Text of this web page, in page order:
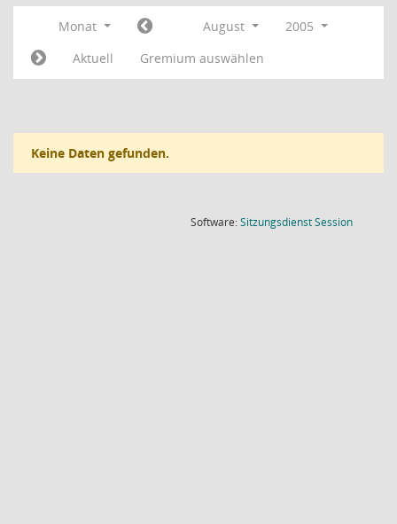
Monat August
2005
Aktuell
Gremium auswählen
Keine Daten gefunden.
Software:SitzungsdienstSession(Wird in